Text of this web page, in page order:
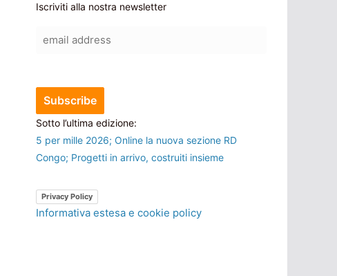
Iscriviti alla nostra newsletter
Sotto l’ultima edizione:
5 per mille 2026; Online la nuova sezione RD
Congo; Progetti in arrivo, costruiti insieme
Privacy Policy
Informativa estesa e cookie policy